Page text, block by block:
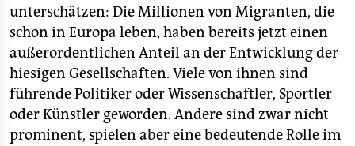
unterschätzen: Die Millionen von Migranten, die
schon in Europa leben, haben bereits jetzt einen
außerordentlichen Anteil an der Entwicklung der
hiesigen Gesellschaften. Viele von ihnen sind
führende Politiker oder Wissenschaftler, Sportler
oder Künstler geworden. Andere sind zwar nicht
prominent, spielen aber eine bedeutende Rolle im